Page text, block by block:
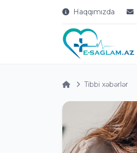
Haqqımızda
Tibbi xəbərlər